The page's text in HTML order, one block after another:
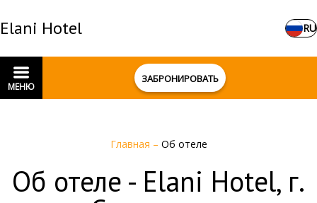
Elani Hotel RU
МЕНЮ
ЗАБРОНИРОВАТЬ
Главная – Об отеле
Об отеле - Elani Hotel, г.